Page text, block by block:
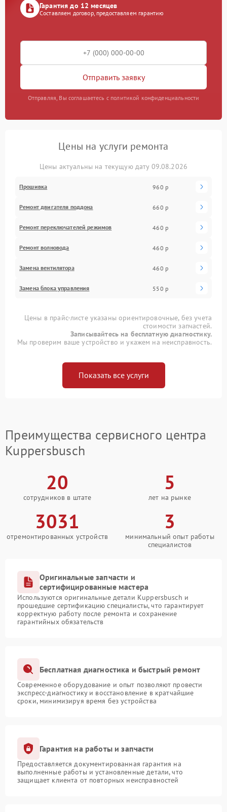
Гарантия до 12 месяцев
Составляем договор, предоставляем гарантию
Отправить заявку
Отправляя, Вы соглашаетесь с политикой конфиденциальности
Цены на услуги ремонта
Цены актуальны на текущую дату 09.08.2026
Прошивка 960 р
Ремонт двигателя поддона 660 р
Ремонт переключателей режимов 460 р
Ремонт волновода 460 р
Замена вентилятора 460 р
Замена блока управления 550 р
Цены в прайс-листе указаны ориентировочные, без учета
стоимости запчастей.
Записывайтесь на бесплатную диагностику.
Мы проверим ваше устройство и укажем на неисправность.
Показать все услуги
Преимущества сервисного центра
Kuppersbusch
20
сотрудников в штате
5
лет на рынке
3031
отремонтированных устройств
3
минимальный опыт работы
специалистов
Оригинальные запчасти и
сертифицированные мастера
Используются оригинальные детали Kuppersbusch и
прошедшие сертификацию специалисты, что гарантирует
корректную работу после ремонта и сохранение
гарантийных обязательств
Бесплатная диагностика и быстрый ремонт
Современное оборудование и опыт позволяют провести
экспресс-диагностику и восстановление в кратчайшие
сроки, минимизируя время без устройства
Гарантия на работы и запчасти
Предоставляется документированная гарантия на
выполненные работы и установленные детали, что
защищает клиента от повторных неисправностей